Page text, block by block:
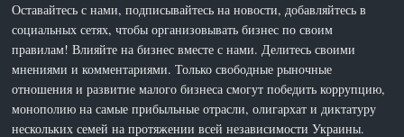
Оставайтесь с нами, подписывайтесь на новости, добавляйтесь в
социальных сетях, чтобы организовывать бизнес по своим
правилам! Влияйте на бизнес вместе с нами. Делитесь своими
мнениями и комментариями. Только свободные рыночные
отношения и развитие малого бизнеса смогут победить коррупцию,
монополию на самые прибыльные отрасли, олигархат и диктатуру
нескольких семей на протяжении всей независимости Украины.